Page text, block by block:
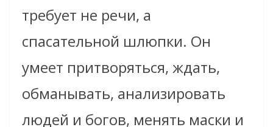
требует не речи, а
спасательной шлюпки. Он
умеет притворяться, ждать,
обманывать, анализировать
людей и богов, менять маски и